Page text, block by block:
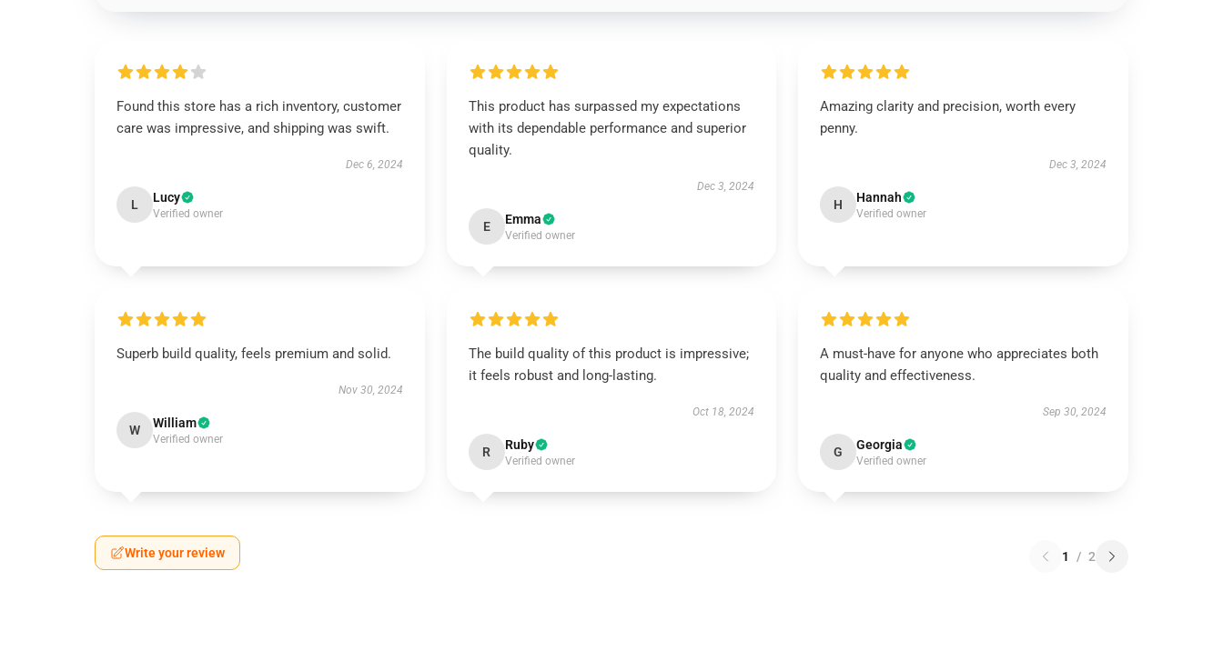
Found this store has a rich inventory, customer
care was impressive, and shipping was swift.
Dec 6, 2024
L Lucy
Verified owner
This product has surpassed my expectations
with its dependable performance and superior
quality.
Dec 3, 2024
E Emma
Verified owner
Amazing clarity and precision, worth every
penny.
Dec 3, 2024
H Hannah
Verified owner
Superb build quality, feels premium and solid.
Nov 30, 2024
W William
Verified owner
The build quality of this product is impressive;
it feels robust and long-lasting.
Oct 18, 2024
R Ruby
Verified owner
A must-have for anyone who appreciates both
quality and effectiveness.
Sep 30, 2024
G Georgia
Verified owner
Write your review 1 / 2